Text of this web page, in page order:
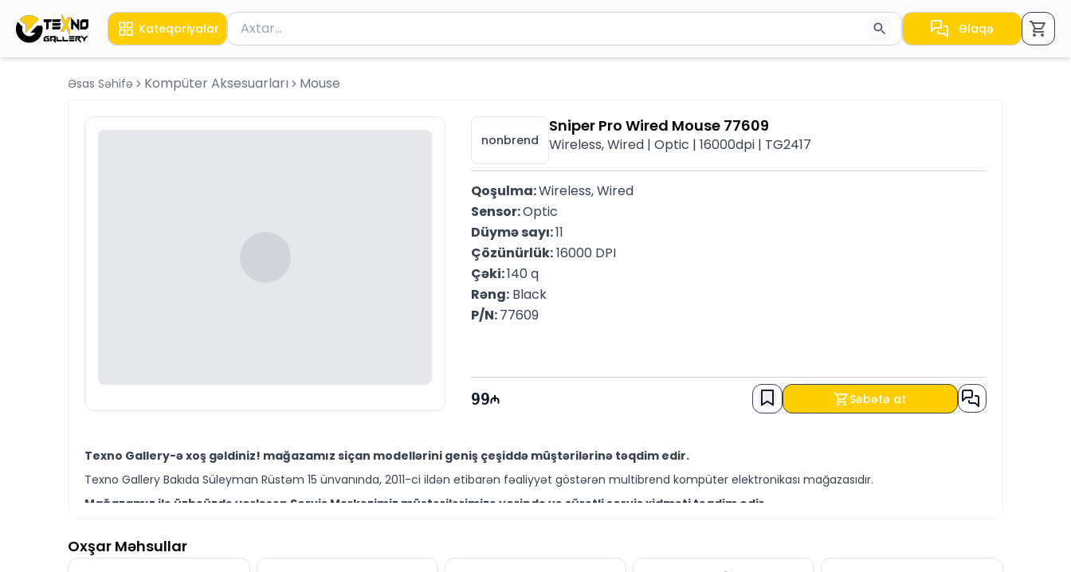
Kateqoriyalar Məhsul axtar
Axtarış üçün ən azı 2 simvol yazın. Göndərmək üçün Enter düyməsini basın və ya nəticələr arasında keçid etmək üçün ox
Əlaqə
Əsas Səhifə Kompüter Aksesuarları Mouse
nonbrend
Sniper Pro Wired Mouse 77609
Wireless, Wired | Optic | 16000dpi | TG2417
Qoşulma: Wireless, Wired
Sensor: Optic
Düymə sayı: 11
Çözünürlük: 16000 DPI
Çəki: 140 q
Rəng: Black
P/N: 77609
99 Səbətə at
Texno Gallery-ə xoş gəldiniz! mağazamız siçan modellərini geniş çeşiddə müştərilərinə təqdim edir.
Texno Gallery Bakıda Süleyman Rüstəm 15 ünvanında, 2011-ci ildən etibarən fəaliyyət göstərən multibrend kompüter elektronikası mağazasıdır.
Mağazamız ilə üzbəüzdə yerləşən Servis Mərkəzimiz müştərilərimizə yerində və sürətli servis xidməti təqdim edir.
Sniper Pro Wired Mouse 77609 modelini Bakıda sərfəli qiymətə NƏĞD, KÖÇÜRMƏ həmçinin KREDİT şərtləri ilə əldə edə bilərsiniz.
Oxşar Məhsullar